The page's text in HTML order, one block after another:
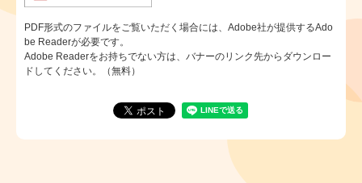
PDF形式のファイルをご覧いただく場合には、Adobe社が提供するAdo
be Readerが必要です。
Adobe Readerをお持ちでない方は、バナーのリンク先からダウンロー
ドしてください。（無料）